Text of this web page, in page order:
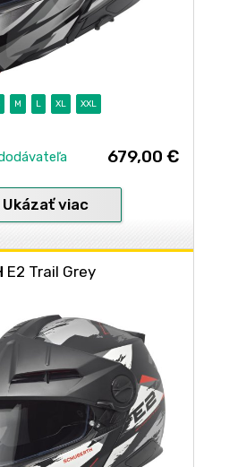
M L XL XXL
679,00 €
Ukázať viac
E2 Trail Grey